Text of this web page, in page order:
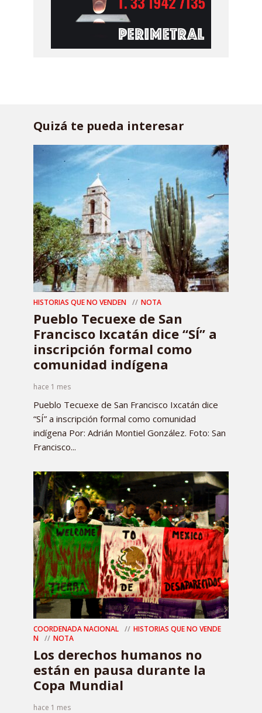
Quizá te pueda interesar
HISTORIAS QUE NO VENDEN NOTA
Pueblo Tecuexe de San
Francisco Ixcatán dice “SÍ” a
inscripción formal como
comunidad indígena
hace 1 mes
Pueblo Tecuexe de San Francisco Ixcatán dice
“SÍ” a inscripción formal como comunidad
indígena Por: Adrián Montiel González. Foto: San
Francisco...
COORDENADA NACIONAL
HISTORIAS QUE NO VENDE
N
NOTA
Los derechos humanos no
están en pausa durante la
Copa Mundial
hace 1 mes